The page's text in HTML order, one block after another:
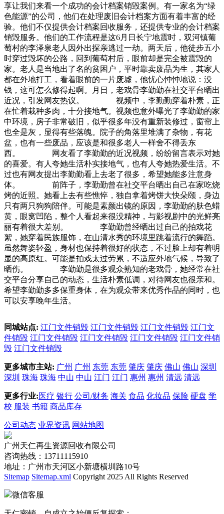
享让我们来看一个成功的会计档案销毁案例。有一家名为“绿
色能源”的公司，他们在处理废旧会计档案方面有着丰富的经
验。他们不仅提供会计档案回收服务，还提供专业的会计档案
销毁服务。他们的工作流程是这6月日长宁地震时，双河镇葡
萄村的李泽泉老人因外出探亲逃过一劫。两天后，他徒步五小
时穿过毁坏的公路，回到葡萄村后，眼前却是完全被震毁的
家。老人是当地出了名的贫困户，平时靠卖废品为生，其家人
都在外地打工，看着眼前的一片废墟，他忧心忡忡地说：没
钱，这可怎么修得起啊。月日，老戏骨李勤勤在社交平台晒出
近况，引发网友热议。 视频中，李勤勤穿着朴素，正
在忙着栽种多肉，十分接地气。视频也意外曝光了李勤勤的家
中环境，房子非常破旧，似乎很多年没有重新装修过，窗帘上
也全是灰，显得有些落魄。院子的角落里堆满了杂物，有花
盆，也有一些废品，应该是和很多老人一样舍不得丢东
西。 网友看了李勤勤的近况视频，纷纷留言表示对她
的喜爱。有人夸她生活朴实接地气，也有人夸她热爱生活。不
过也有网友提出李勤勤看上去老了很多，希望她能多注意身
体。 前阵子，李勤勤曾在社交平台晒出自己在家吃烧
烤的近照。她看上去有些憔悴，独自拿着烤饼大快朵颐，身边
只有两只狗狗陪伴。可能是素颜出镜的原因，李勤勤的肤色蜡
黄，眼窝凹陷，整个人看起来很没精神，与影视剧中的光鲜亮
丽有着很大差别。 李勤勤曾经晒出过自己的拍戏花
絮，她穿着民族服饰，在山清水秀的环境里跳着流行的舞蹈。
虽然舞姿轻盈，身材也保持着很好的状态，不过脸上却有着明
显的高原红。可能是拍戏太过劳累，不适应外地气候，导致了
晒伤。 李勤勤是很多观众熟知的老戏骨，她经常在社
交平台分享自己的动态，生活朴素低调，对待网友也很亲和。
希望李勤勤多多保重身体，在为观众带来优秀作品的同时，也
可以安享晚年生活。
同城站点: 江门文件销毁 江门文件销毁 江门文件销毁 江门文
件销毁 江门文件销毁 江门文件销毁 江门文件销毁 江门文件销
毁 江门文件销毁
更多城市主站: 广州 广州 东莞 东莞 肇庆 肇庆 佛山 佛山 深圳
深圳 珠海 珠海 中山 中山 江门 江门 惠州 惠州 清远 清远
更多行业:医疗 银行 公司/财务 海关 食品 化妆品 保险 硬盘 学
校 服装 书籍 商品库存
公司动态 业界资讯 网站地图
广州天仁再生资源回收有限公司
咨询热线：13711115910
地址：广州市天河区小新塘横圳路10号
Sitemap Sitemap.xml Copyright 2025 All Rights Reserved
微信客服